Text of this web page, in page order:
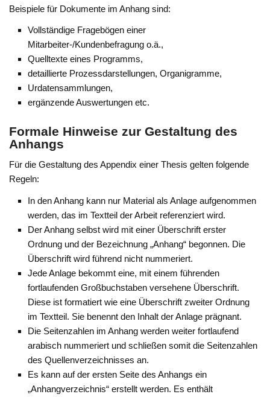
Beispiele für Dokumente im Anhang sind:
Vollständige Fragebögen einer
Mitarbeiter-/Kundenbefragung o.ä.,
Quelltexte eines Programms,
detaillierte Prozessdarstellungen, Organigramme,
Urdatensammlungen,
ergänzende Auswertungen etc.
Formale Hinweise zur Gestaltung des
Anhangs
Für die Gestaltung des Appendix einer Thesis gelten folgende
Regeln:
In den Anhang kann nur Material als Anlage aufgenommen
werden, das im Textteil der Arbeit referenziert wird.
Der Anhang selbst wird mit einer Überschrift erster
Ordnung und der Bezeichnung „Anhang“ begonnen. Die
Überschrift wird führend nicht nummeriert.
Jede Anlage bekommt eine, mit einem führenden
fortlaufenden Großbuchstaben versehene Überschrift.
Diese ist formatiert wie eine Überschrift zweiter Ordnung
im Textteil. Sie benennt den Inhalt der Anlage prägnant.
Die Seitenzahlen im Anhang werden weiter fortlaufend
arabisch nummeriert und schließen somit die Seitenzahlen
des Quellenverzeichnisses an.
Es kann auf der ersten Seite des Anhangs ein
„Anhangverzeichnis“ erstellt werden. Es enthält